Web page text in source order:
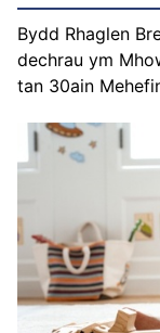
Bydd Rhaglen
dechrau ym
tan 30ain